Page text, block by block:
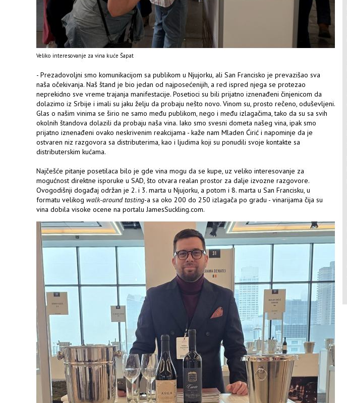
Veliko interesovanje za vina kuće Šapat
- Prezadovoljni smo komunikacijom sa publikom u Njujorku, ali San Francisko je prevazišao sva
naša očekivanja. Naš štand je bio jedan od najposećenijih, a red ispred njega se protezao
neprekidno sve vreme trajanja manifestacije. Posetioci su bili prijatno iznenađeni činjenicom da
dolazimo iz Srbije i imali su jaku želju da probaju nešto novo. Vinom su, prosto rečeno, oduševljeni.
Glas o našim vinima se širio ne samo među publikom, nego i među izlagačima, tako da su sa svih
okolnih štandova dolazili da probaju naša vina. Iako smo svesni dometa našeg vina, ipak smo
prijatno iznenađeni ovako neskrivenim reakcijama - kaže nam Mladen Ćirić i napominje da je
ostvaren niz razgovora sa distributerima, kao i ljudima koji su ponudili svoje kontakte sa
distributerskim kućama.
Najčešće pitanje posetilaca bilo je gde vina mogu da se kupe, uz veliko interesovanje za
mogućnost direktne isporuke u SAD, što otvara realan prostor za dalje izvozne razgovore.
Ovogodišnji događaj održan je 2. i 3. marta u Njujorku, a potom i 8. marta u San Francisku, u
formatu velikog walk-around tasting-a sa oko 200 do 250 izlagača po gradu - vinarijama čija su
vina dobila visoke ocene na portalu JamesSuckling.com.